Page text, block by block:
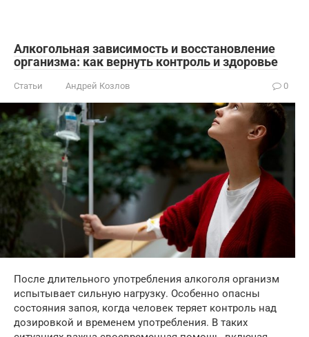
Алкогольная зависимость и восстановление
организма: как вернуть контроль и здоровье
Статьи Андрей Козлов 0
После длительного употребления алкоголя организм
испытывает сильную нагрузку. Особенно опасны
состояния запоя, когда человек теряет контроль над
дозировкой и временем употребления. В таких